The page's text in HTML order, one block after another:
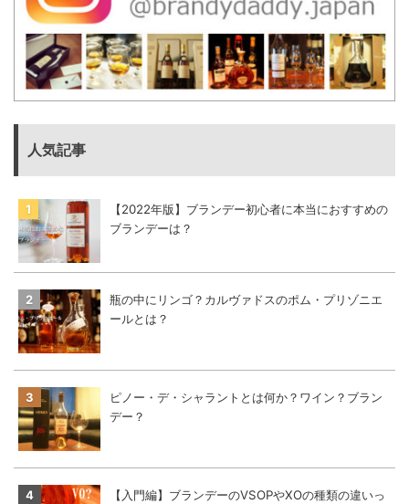
人気記事
【2022年版】ブランデー初心者に本当におすすめの
ブランデーは？
瓶の中にリンゴ？カルヴァドスのポム・プリゾニエ
ールとは？
ピノー・デ・シャラントとは何か？ワイン？ブラン
デー？
【入門編】ブランデーのVSOPやXOの種類の違いっ